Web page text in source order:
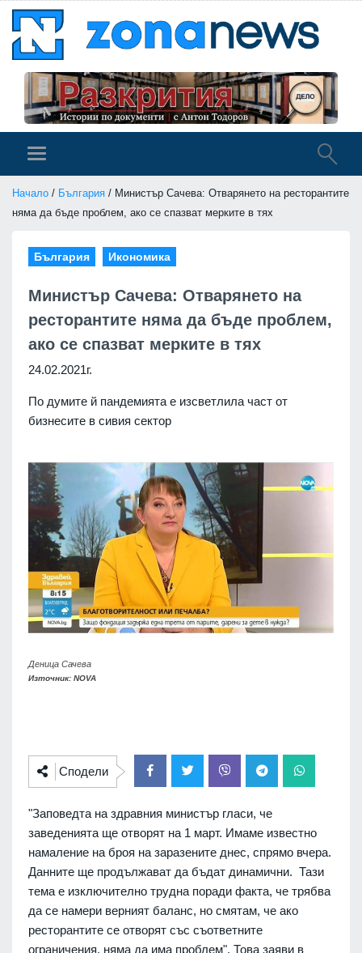
Начало / България / Министър Сачева: Отварянето на ресторантите
няма да бъде проблем, ако се спазват мерките в тях
България Икономика
Министър Сачева: Отварянето на
ресторантите няма да бъде проблем,
ако се спазват мерките в тях
24.02.2021г.
По думите й пандемията е изсветлила част от
бизнесите в сивия сектор
Деница Сачева
Източник: NOVA
Сподели
"Заповедта на здравния министър гласи, че
заведенията ще отворят на 1 март. Имаме известно
намаление на броя на заразените днес, спрямо вчера.
Данните ще продължават да бъдат динамични. Тази
тема е изключително трудна поради факта, че трябва
да се намери верният баланс, но смятам, че ако
ресторантите се отворят със съответните
ограничения, няма да има проблем". Това заяви в